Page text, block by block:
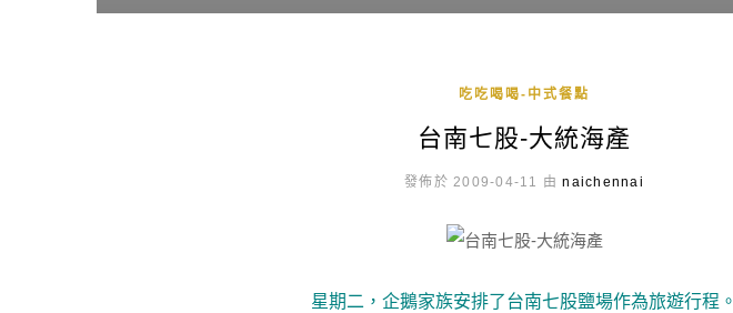
吃吃喝喝-中式餐點
台南七股-大統海產
發佈於 2009-04-11 由naichennai
星期二，企鵝家族安排了台南七股鹽場作為旅遊行程。